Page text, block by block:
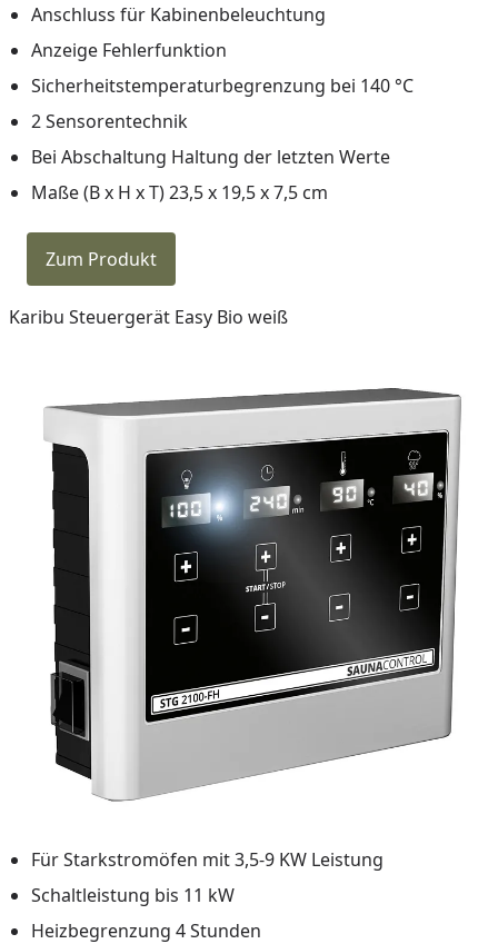
Anschluss für Kabinenbeleuchtung
Anzeige Fehlerfunktion
Sicherheitstemperaturbegrenzung bei 140 °C
2 Sensorentechnik
Bei Abschaltung Haltung der letzten Werte
Maße (B x H x T) 23,5 x 19,5 x 7,5 cm
Zum Produkt
Karibu Steuergerät Easy Bio weiß
Für Starkstromöfen mit 3,5-9 KW Leistung
Schaltleistung bis 11 kW
Heizbegrenzung 4 Stunden